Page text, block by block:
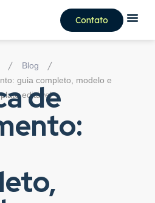
Contato
/ Blog /
guia completo, modelo e
editável
de